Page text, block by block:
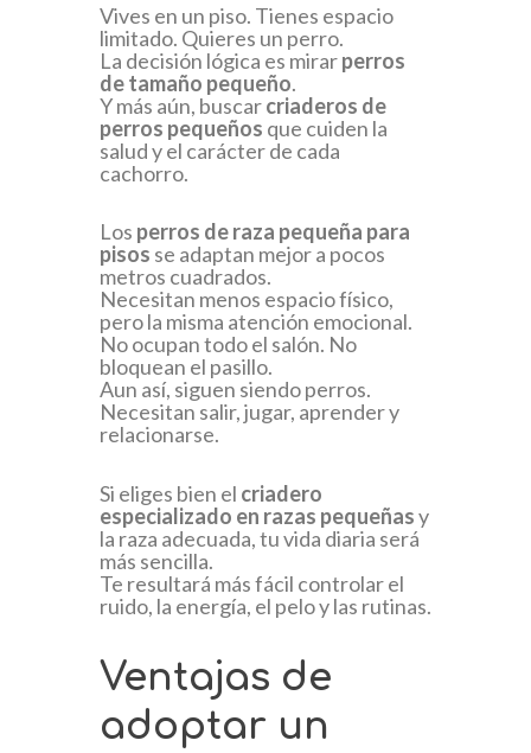
Vives en un piso. Tienes espacio
limitado. Quieres un perro.
La decisión lógica es mirarperros
de tamaño pequeño.
Y más aún, buscarcriaderos de
perros pequeños que cuiden la
salud y el carácter de cada
cachorro.
Los perros de raza pequeña para
pisos se adaptan mejor a pocos
metros cuadrados.
Necesitan menos espacio físico,
pero la misma atención emocional.
No ocupan todo el salón. No
bloquean el pasillo.
Aun así, siguen siendo perros.
Necesitan salir, jugar, aprender y
relacionarse.
Si eliges bien el criadero
especializado en razas pequeñasy
la raza adecuada, tu vida diaria será
más sencilla.
Te resultará más fácil controlar el
ruido, la energía, el pelo y las rutinas.
Ventajas de
adoptar un